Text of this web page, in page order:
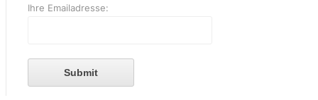
Ihre Emailadresse:
Submit